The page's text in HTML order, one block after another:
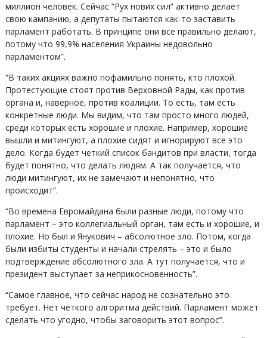
миллион человек. Сейчас “Рух нових сил” активно делает
свою кампанию, а депутаты пытаются как-то заставить
парламент работать. В принципе они все правильно делают,
потому что 99,9% населения Украины недовольно
парламентом”.
“В таких акциях важно пофамильно понять, кто плохой.
Протестующие стоят против Верховной Рады, как против
органа и, наверное, против коалиции. То есть, там есть
конкретные люди. Мы видим, что там просто много людей,
среди которых есть хорошие и плохие. Например, хорошие
вышли и митингуют, а плохие сидят и игнорируют все это
дело. Когда будет четкий список бандитов при власти, тогда
будет понятно, что делать людям. А так получается, что
люди митингуют, их не замечают и непонятно, что
происходит”.
“Во времена Евромайдана были разные люди, потому что
парламент – это коллегиальный орган, там есть и хорошие, и
плохие. Но был и Янукович – абсолютное зло. Потом, когда
были избиты студенты и начали стрелять – это и было
подтверждение абсолютного зла. А тут получается, что и
президент выступает за неприкосновенность”.
“Самое главное, что сейчас народ не сознательно это
требует. Нет четкого алгоритма действий. Парламент может
сделать что угодно, чтобы заговорить этот вопрос”.